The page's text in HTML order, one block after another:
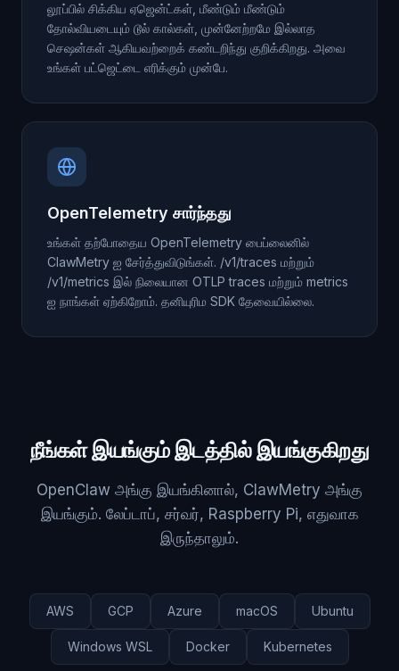
லூப்பில் சிக்கிய ஏஜென்ட்கள், மீண்டும் மீண்டும்
தோல்வியடையும் டூல் கால்கள், முன்னேற்றமே இல்லாத
செஷன்கள் ஆகியவற்றைக் கண்டறிந்து குறிக்கிறது. அவை
உங்கள் பட்ஜெட்டை எரிக்கும் முன்பே.
OpenTelemetry சார்ந்தது
உங்கள் தற்போதைய OpenTelemetry பைப்லைனில்
ClawMetry ஐ சேர்த்துவிடுங்கள். /v1/traces மற்றும்
/v1/metrics இல் நிலையான OTLP traces மற்றும் metrics
ஐ நாங்கள் ஏற்கிறோம். தனியுரிம SDK தேவையில்லை.
நீங்கள் இயங்கும் இடத்தில் இயங்குகிறது
OpenClaw அங்கு இயங்கினால், ClawMetry அங்கு
இயங்கும். லேப்டாப், சர்வர், Raspberry Pi, எதுவாக
இருந்தாலும்.
AWS GCP Azure macOS Ubuntu
Windows WSL Docker Kubernetes